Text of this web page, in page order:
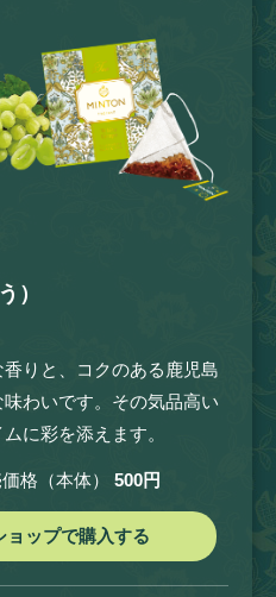
）
りと、コクのある鹿児島
わいです。その気品高い
に彩を添えます。
格（本体） 500円
ョップで購入する